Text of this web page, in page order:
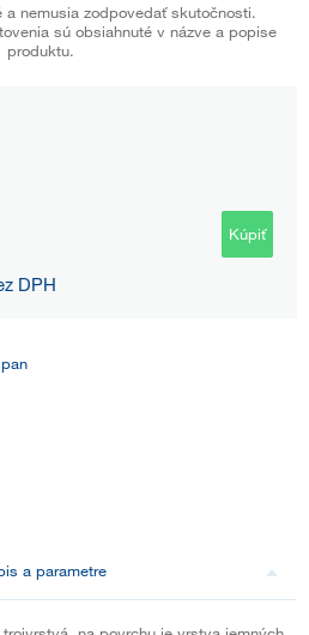
a nemusia zodpovedať skutočnosti.
sú obsiahnuté v názve a popise
produktu.
Kúpiť
DPH
a parametre